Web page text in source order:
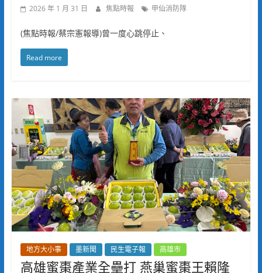
2026 年 1 月 31 日 焦點時報 甲仙消防隊
(焦點時報/蔡宗憲報導)曾一度心跳停止、
Read more
地方大小事 墨新聞 民生電子報 高雄市
高雄蜜棗產業全壘打 燕巢蜜棗王賴隆